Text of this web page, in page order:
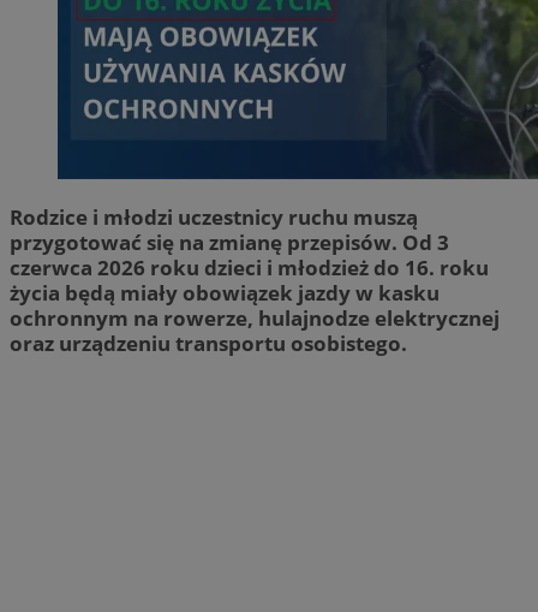
Rodzice i młodzi uczestnicy ruchu muszą
przygotować się na zmianę przepisów. Od 3
czerwca 2026 roku dzieci i młodzież do 16. roku
życia będą miały obowiązek jazdy w kasku
ochronnym na rowerze, hulajnodze elektrycznej
oraz urządzeniu transportu osobistego.